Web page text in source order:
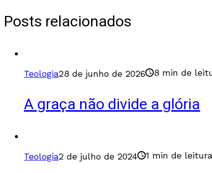
Posts relacionados
Teologia28 de junho de 2026 8 min de
A graça não divide a glória
Teologia2 de julho de 2024 1 min de leitura